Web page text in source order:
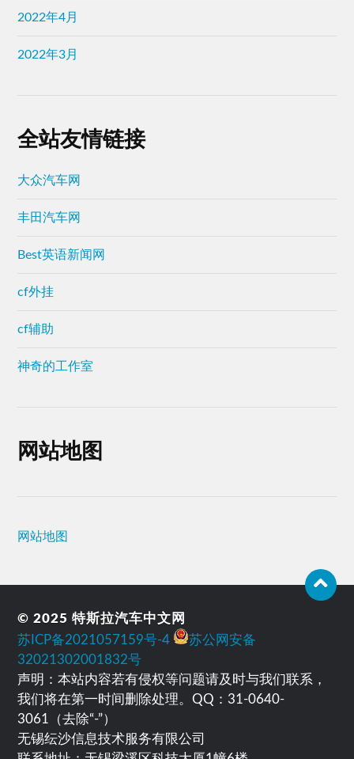
2022年4月
2022年3月
全站友情链接
大众汽车网
丰田汽车网
Best英语新闻网
cf外挂
cf辅助
神奇的工作室
网站地图
网站地图
© 2025特斯拉汽车中文网
苏ICP备2021057159号-4
苏公网安备
32021302001832号
声明：本站内容若有侵权等问题请及时与我们联系，
我们将在第一时间删除处理。QQ：31-0640-
3061（去除“-”）
无锡纭沙信息技术服务有限公司